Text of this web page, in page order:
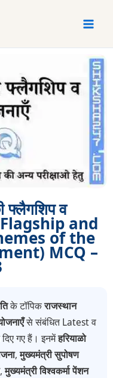
फ्लैगशिप व
(Flagship and
of the
MCQ –
के टॉपिकराजस्थान
से संबंधित Latest व
गए हैं। इनमेंहरियाळो
,मुख्यमंत्री सुपोषण
,मुख्यमंत्री विश्वकर्मा पेंशन